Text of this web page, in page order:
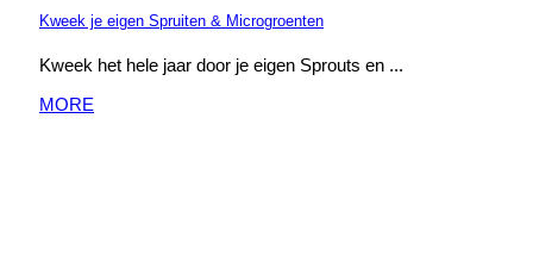
Kweek je eigen Spruiten & Microgroenten
Kweek het hele jaar door je eigen Sprouts en ...
MORE